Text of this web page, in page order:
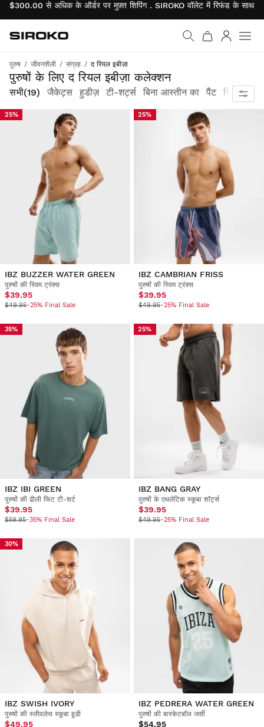
$300.00 से अधिक के ऑर्डर पर मुफ़्त शिपिंग . SIROKO वॉलेट में रिफंड के साथ
होम पेज पर जाएँ
Siroko.com
पुरुष जीवनशैली संग्रह द रियल इबीज़ा
पुरुषों के लिए द रियल इबीज़ा कलेक्शन
इबीज़ा की भूमध्यसागरीय आत्मा को कैद करना
सभी(19) जैकेट्स हुडीज़ टी-शर्ट्स बिना आस्तीन का पैंट स्विम ट्रंक्स
25%
IBZ BUZZER WATER GREEN
पुरुषों की स्विम ट्रंक्स
$39.95
$49.95-25% Final Sale
25%
IBZ CAMBRIAN FRISS
पुरुषों की स्विम ट्रंक्स
$39.95
$49.95-25% Final Sale
35%
IBZ IBI GREEN
पुरुषों की ढीली फिट टी-शर्ट
$39.95
$59.95-35% Final Sale
25%
IBZ BANG GRAY
पुरुषों के एथलेटिक स्कूबा शॉर्ट्स
$39.95
$49.95-25% Final Sale
30%
IBZ SWISH IVORY
पुरुषों की स्लीवलेस स्कूबा हूडी
$49.95
IBZ PEDRERA WATER GREEN
पुरुषों की बास्केटबॉल जर्सी
$54.95